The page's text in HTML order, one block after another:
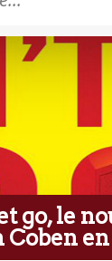
go, le
en